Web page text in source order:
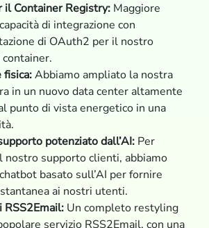
il Container Registry: Maggiore
di integrazione con
di OAuth2 per il nostro
fisica:Abbiamo ampliato la nostra
in un nuovo data center altamente
punto di vista energetico in una
potenziato dall’AI: Per
nostro supporto clienti, abbiamo
basato sull’AI per fornire
ai nostri utenti.
Un completo restyling
servizio RSS2Email, con una